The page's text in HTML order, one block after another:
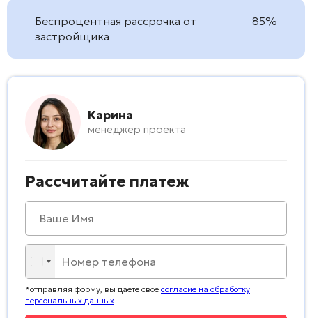
Беспроцентная рассрочка от
застройщика
85%
Карина
менеджер проекта
Рассчитайте платеж
*отправляя форму, вы даете свое согласие на обработку
персональных данных